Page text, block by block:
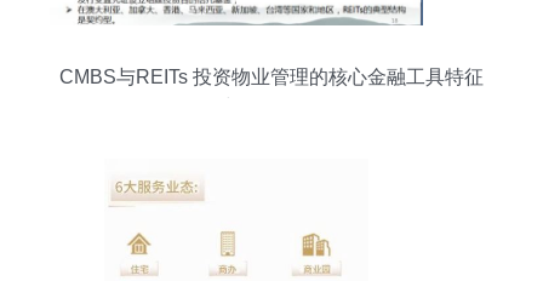
CMBS与REITs 投资物业管理的核心金融工具特征